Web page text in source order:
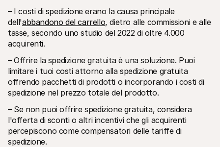
– I costi di spedizione erano la causa principale
dell'abbandono del carrello, dietro alle commissioni e alle
tasse, secondo uno studio del 2022 di oltre 4.000
acquirenti.
– Offrire la spedizione gratuita è una soluzione. Puoi
limitare i tuoi costi attorno alla spedizione gratuita
offrendo pacchetti di prodotti o incorporando i costi di
spedizione nel prezzo totale del prodotto.
– Se non puoi offrire spedizione gratuita, considera
l'offerta di sconti o altri incentivi che gli acquirenti
percepiscono come compensatori delle tariffe di
spedizione.